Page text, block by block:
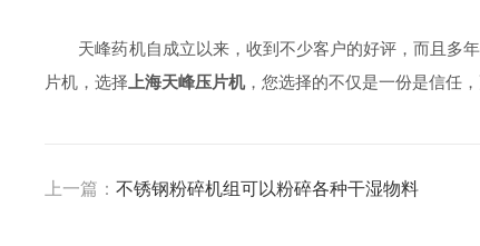
天峰药机自成立以来，收到不少客户的好评，而且多年
片机，选择 上海天峰压片机，您选择的不仅是一份是信任
上一篇：不锈钢粉碎机组可以粉碎各种干湿物料